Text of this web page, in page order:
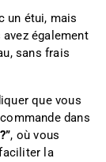
un étui, mais
avez également
sans frais
que vous
dans
, où vous
la